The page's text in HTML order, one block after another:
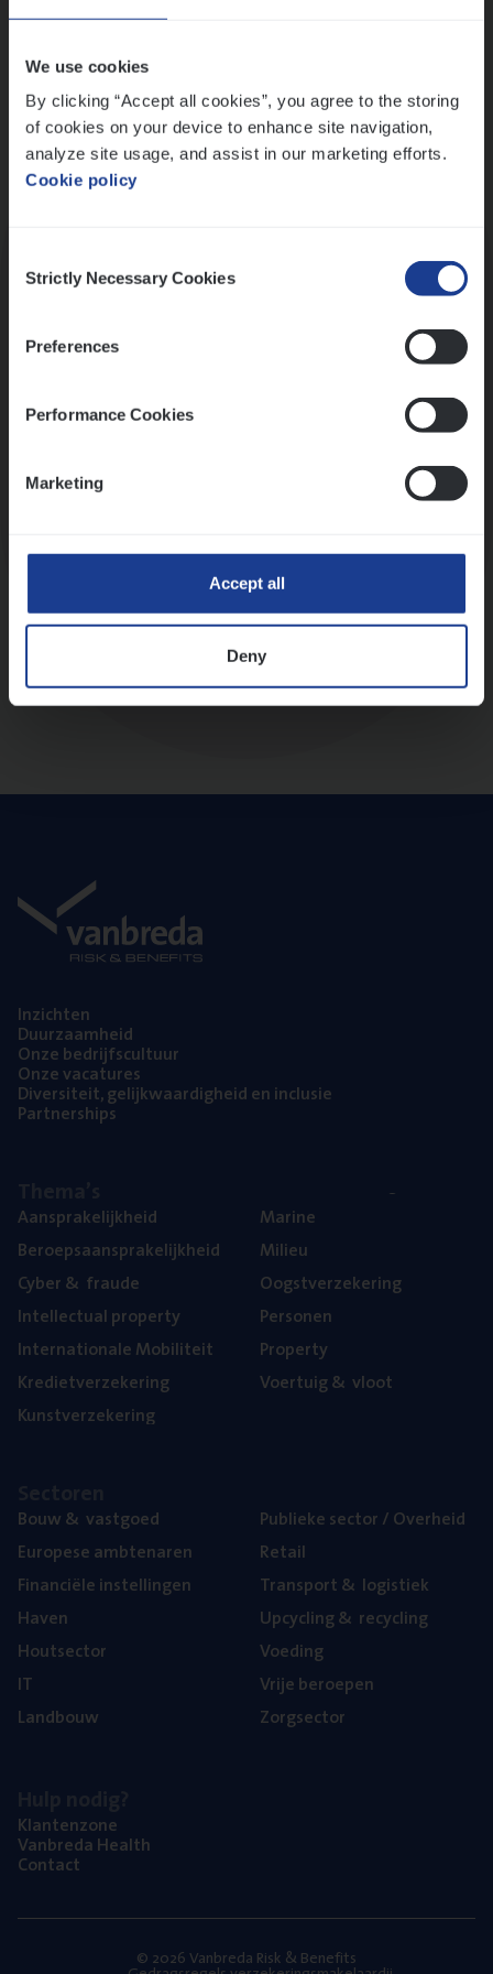
We use cookies
By clicking “Accept all cookies”, you agree to the storing
of cookies on your device to enhance site navigation,
analyze site usage, and assist in our marketing efforts.
Cookie policy
Selection
Strictly Necessary Cookies
Preferences
Performance Cookies
Marketing
Accept all
Deny
Inzich­ten
Duur­zaam­heid
Onze bedrijfs­cul­tuur
Onze vaca­tu­res
Diver­si­teit, gelijk­waar­dig­heid en inclusie
Part­ner­ships
Aan­spra­ke­lijk­heid
Beroeps­aan­spra­ke­lijk­heid
Cyber& fraude
Intel­lec­tu­al property
Inter­na­ti­o­na­le Mobiliteit
Kre­diet­ver­ze­ke­ring
Kunst­ver­ze­ke­ring
Mari­ne
Mili­eu
Oogst­ver­ze­ke­ring
Per­so­nen
Pro­per­ty
Voer­tuig& vloot
Bouw& vastgoed
Euro­pe­se ambtenaren
Finan­ci­ë­le instellingen
Haven
Hout­sec­tor
IT
Land­bouw
Publie­ke sec­tor / Overheid
Retail
Trans­port& logistiek
Upcy­cling& recycling
Voe­ding
Vrije beroe­pen
Zorg­sec­tor
Klan­ten­zo­ne
Van­b­re­da Health
Con­tact
© 2026 Vanbreda Risk & Benefits